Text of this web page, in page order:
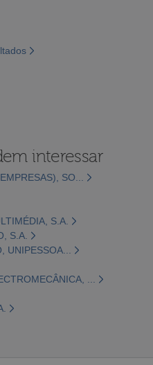
interessar
SO...
S.A.
S.A.
UNIPESSOA...
...